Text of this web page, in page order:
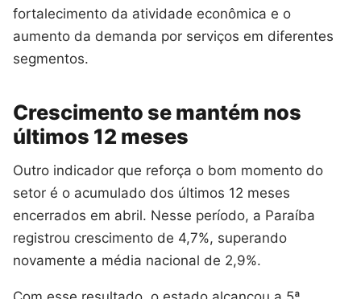
fortalecimento da atividade econômica e o
aumento da demanda por serviços em diferentes
segmentos.
Crescimento se mantém nos
últimos 12 meses
Outro indicador que reforça o bom momento do
setor é o acumulado dos últimos 12 meses
encerrados em abril. Nesse período, a Paraíba
registrou crescimento de 4,7%, superando
novamente a média nacional de 2,9%.